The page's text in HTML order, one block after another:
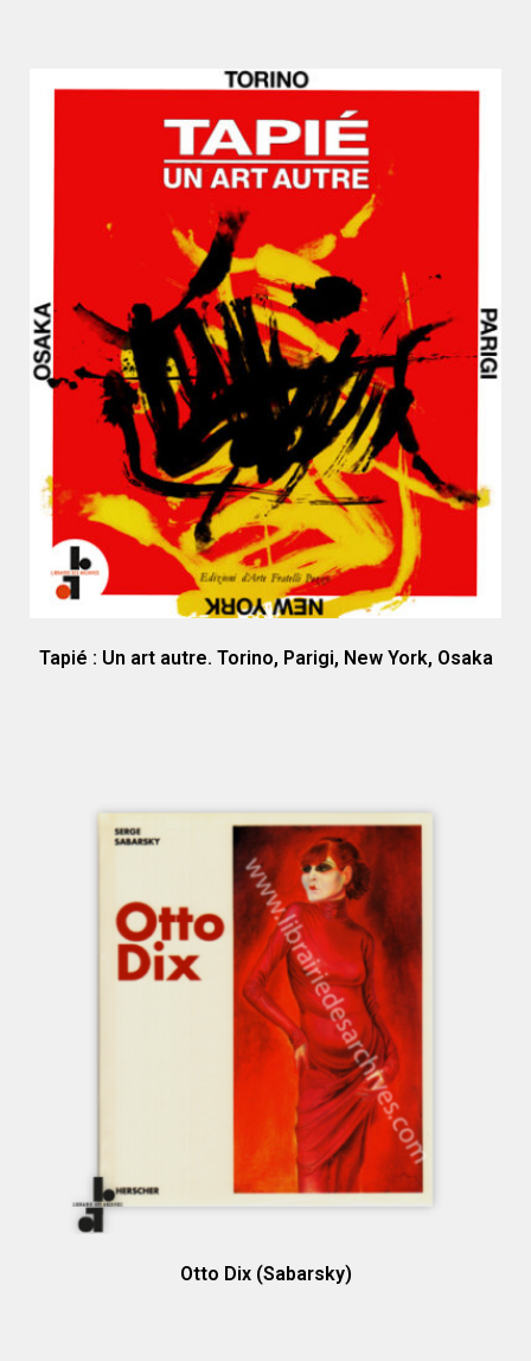
Tapié : Un art autre. Torino, Parigi, New York, Osaka
Otto Dix (Sabarsky)